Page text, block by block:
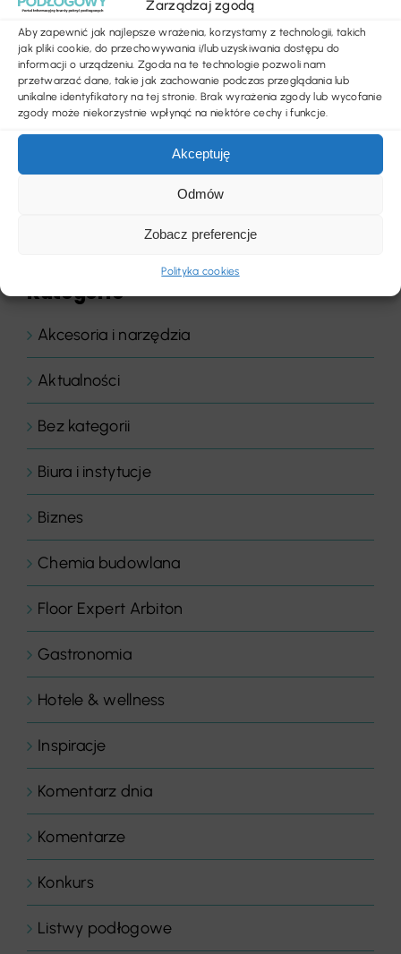
Zarządzaj zgodą
Aby zapewnić jak najlepsze wrażenia, korzystamy z technologii, takich
jak pliki cookie, do przechowywania i/lub uzyskiwania dostępu do
informacji o urządzeniu. Zgoda na te technologie pozwoli nam
przetwarzać dane, takie jak zachowanie podczas przeglądania lub
unikalne identyfikatory na tej stronie. Brak wyrażenia zgody lub wycofanie
zgody może niekorzystnie wpłynąć na niektóre cechy i funkcje.
Akceptuję
Odmów
Zobacz preferencje
Polityka cookies
Kategorie
Akcesoria i narzędzia
Aktualności
Bez kategorii
Biura i instytucje
Biznes
Chemia budowlana
Floor Expert Arbiton
Gastronomia
Hotele & wellness
Inspiracje
Komentarz dnia
Komentarze
Konkurs
Listwy podłogowe